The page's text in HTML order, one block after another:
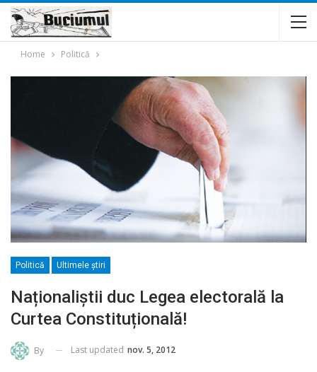
Home Politică
Politică Ultimele ştiri
Naționaliștii duc Legea electorală la
Curtea Constituțională!
By Last updated nov. 5, 2012